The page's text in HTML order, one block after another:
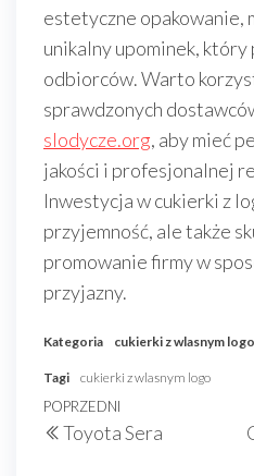
estetyczne opakowanie,
unikalny upominek,
odbiorców. Warto
sprawdzonych
slodycze.org, aby mieć
jakości i profesjonalnej
Inwestycja w cukierki z
przyjemność, ale także
promowanie firmy w
przyjazny.
Kategoria cukierki z wlasnym logo
Tagi cukierki z wlasnym logo
Nawigacja
wpisu
Poprzedni
wpis
POPRZEDNI
Toyota Sera